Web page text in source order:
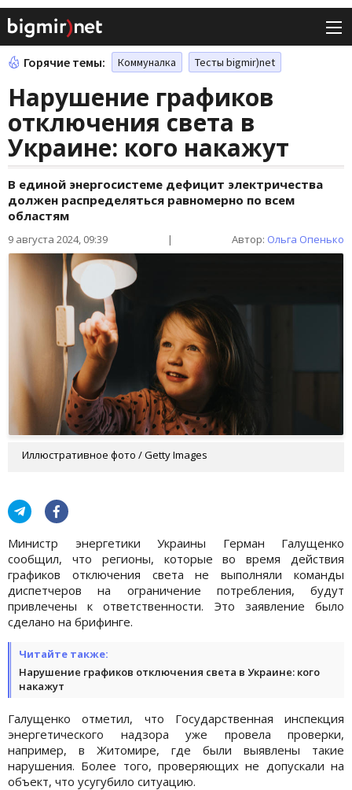
Горячие темы: Коммуналка Тесты bigmir)net
Нарушение графиков
отключения света в
Украине: кого накажут
В единой энергосистеме дефицит электричества
должен распределяться равномерно по всем
областям
9 августа 2024, 09:39 | Автор: Ольга Опенько
Иллюстративное фото / Getty Images
Министр энергетики Украины Герман Галущенко
сообщил, что регионы, которые во время действия
графиков отключения света не выполняли команды
диспетчеров на ограничение потребления, будут
привлечены к ответственности. Это заявление было
сделано на брифинге.
Читайте также:
Нарушение графиков отключения света в Украине: кого
накажут
Галущенко отметил, что Государственная инспекция
энергетического надзора уже провела проверки,
например, в Житомире, где были выявлены такие
нарушения. Более того, проверяющих не допускали на
объект, что усугубило ситуацию.